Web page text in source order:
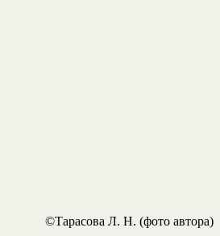
©Тарасова Л. Н. (фото автора)